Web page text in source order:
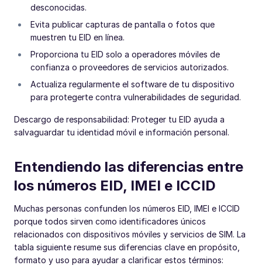
desconocidas.
Evita publicar capturas de pantalla o fotos que
muestren tu EID en línea.
Proporciona tu EID solo a operadores móviles de
confianza o proveedores de servicios autorizados.
Actualiza regularmente el software de tu dispositivo
para protegerte contra vulnerabilidades de seguridad.
Descargo de responsabilidad: Proteger tu EID ayuda a
salvaguardar tu identidad móvil e información personal.
Entendiendo las diferencias entre
los números EID, IMEI e ICCID
Muchas personas confunden los números EID, IMEI e ICCID
porque todos sirven como identificadores únicos
relacionados con dispositivos móviles y servicios de SIM. La
tabla siguiente resume sus diferencias clave en propósito,
formato y uso para ayudar a clarificar estos términos: